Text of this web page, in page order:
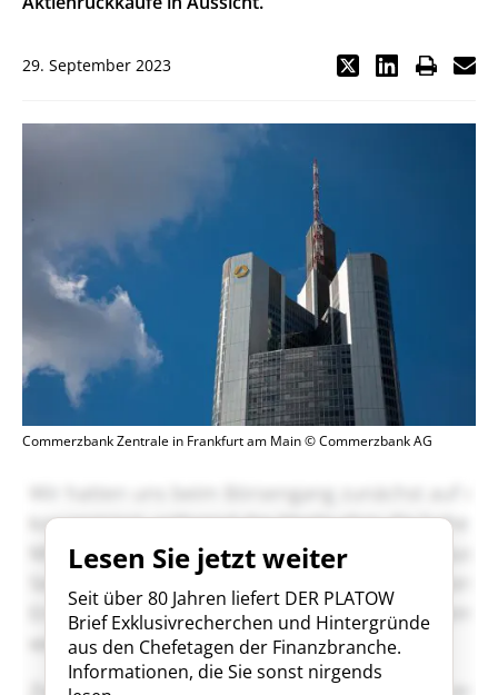
29. September 2023
Commerzbank Zentrale in Frankfurt am Main © Commerzbank AG
Lesen Sie jetzt weiter
Seit über 80 Jahren liefert DER PLATOW
Brief Exklusivrecherchen und Hintergründe
aus den Chefetagen der Finanzbranche.
Informationen, die Sie sonst nirgends